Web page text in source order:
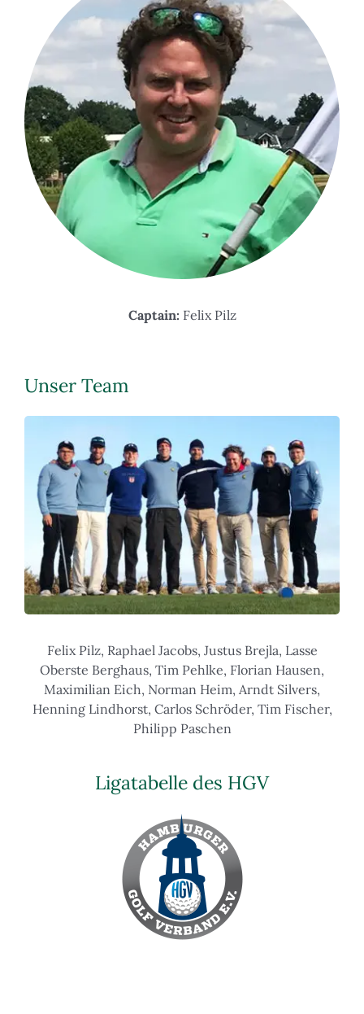
Captain: Felix Pilz
Unser Team
Felix Pilz, Raphael Jacobs, Justus Brejla, Lasse
Oberste Berghaus, Tim Pehlke, Florian Hausen,
Maximilian Eich, Norman Heim, Arndt Silvers,
Henning Lindhorst, Carlos Schröder, Tim Fischer,
Philipp Paschen
Ligatabelle des HGV